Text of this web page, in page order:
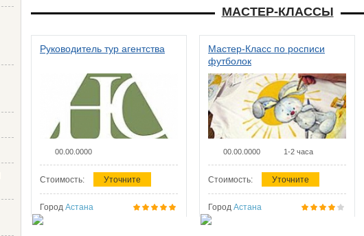
МАСТЕР-КЛАССЫ
Руководитель тур агентства
00.00.0000
Стоимость: Уточните
Город Астана
Мастер-Класс по росписи
футболок
00.00.0000 1-2 часа
Стоимость: Уточните
Город Астана